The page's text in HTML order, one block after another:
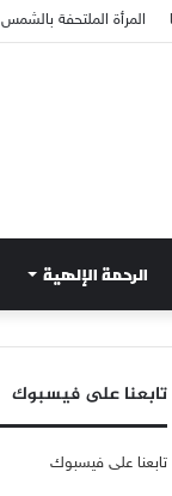
المرأة الملتحفة بالشمس
الرحمة الإلهية
تابعنا على فيسبوك
تابعنا على فيسبوك